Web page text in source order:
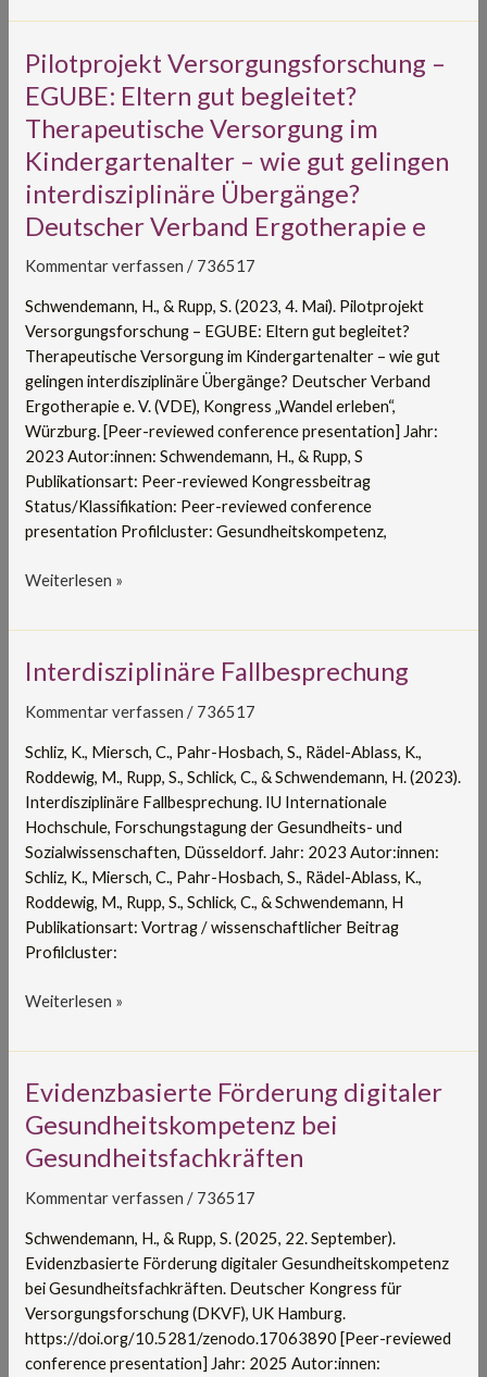
Pilotprojekt Versorgungsforschung –
EGUBE: Eltern gut begleitet?
Therapeutische Versorgung im
Kindergartenalter – wie gut gelingen
interdisziplinäre Übergänge?
Deutscher Verband Ergotherapie e
Kommentar verfassen / 736517
Schwendemann, H., & Rupp, S. (2023, 4. Mai). Pilotprojekt
Versorgungsforschung – EGUBE: Eltern gut begleitet?
Therapeutische Versorgung im Kindergartenalter – wie gut
gelingen interdisziplinäre Übergänge? Deutscher Verband
Ergotherapie e. V. (VDE), Kongress „Wandel erleben“,
Würzburg. [Peer-reviewed conference presentation] Jahr:
2023 Autor:innen: Schwendemann, H., & Rupp, S
Publikationsart: Peer-reviewed Kongressbeitrag
Status/Klassifikation: Peer-reviewed conference
presentation Profilcluster: Gesundheitskompetenz,
Pilotprojekt
Versorgungsforschung
–
EGUBE:
Eltern
gut
begleitet?
Therapeutische
Versorgung
Kindergartenalter
–
wie
gut
gelingen
interdisziplinäre
Übergänge?
Deutscher
Verband
Ergotherapie
Weiterlesen »
Interdisziplinäre Fallbesprechung
Kommentar verfassen / 736517
Schliz, K., Miersch, C., Pahr-Hosbach, S., Rädel-Ablass, K.,
Roddewig, M., Rupp, S., Schlick, C., & Schwendemann, H. (2023).
Interdisziplinäre Fallbesprechung. IU Internationale
Hochschule, Forschungstagung der Gesundheits- und
Sozialwissenschaften, Düsseldorf. Jahr: 2023 Autor:innen:
Schliz, K., Miersch, C., Pahr-Hosbach, S., Rädel-Ablass, K.,
Roddewig, M., Rupp, S., Schlick, C., & Schwendemann, H
Publikationsart: Vortrag / wissenschaftlicher Beitrag
Profilcluster:
Interdisziplinäre
Fallbesprechung
Weiterlesen »
Evidenzbasierte Förderung digitaler
Gesundheitskompetenz bei
Gesundheitsfachkräften
Kommentar verfassen / 736517
Schwendemann, H., & Rupp, S. (2025, 22. September).
Evidenzbasierte Förderung digitaler Gesundheitskompetenz
bei Gesundheitsfachkräften. Deutscher Kongress für
Versorgungsforschung (DKVF), UK Hamburg.
https://doi.org/10.5281/zenodo.17063890 [Peer-reviewed
conference presentation] Jahr: 2025 Autor:innen:
Evidenzbasierte
Förderung
digitaler
Gesundheitskompetenz